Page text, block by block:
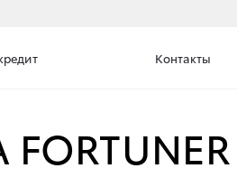
Контакты